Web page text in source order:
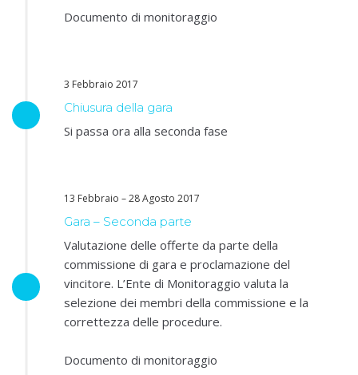
Documento di monitoraggio
3 Febbraio 2017
Chiusura della gara
Si passa ora alla seconda fase
13 Febbraio – 28 Agosto 2017
Gara – Seconda parte
Valutazione delle offerte da parte della
commissione di gara e proclamazione del
vincitore. L’Ente di Monitoraggio valuta la
selezione dei membri della commissione e la
correttezza delle procedure.
Documento di monitoraggio